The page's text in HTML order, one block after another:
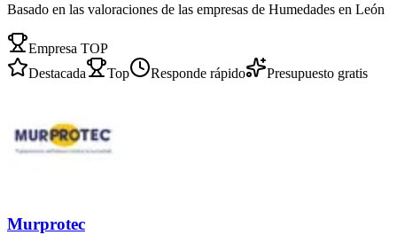
Basado en las valoraciones de las empresas de Humedades en León
Empresa TOP
Destacada
Top Responde rápido Presupuesto gratis
Murprotec